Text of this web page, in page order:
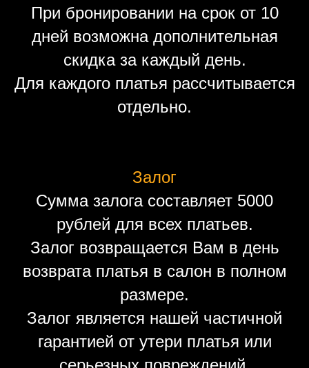
При бронировании на срок от 10
дней возможна дополнительная
скидка за каждый день.
Для каждого платья рассчитывается
отдельно.
Залог
Сумма залога составляет 5000
рублей для всех платьев.
Залог возвращается Вам в день
возврата платья в салон в полном
размере.
Залог является нашей частичной
гарантией от утери платья или